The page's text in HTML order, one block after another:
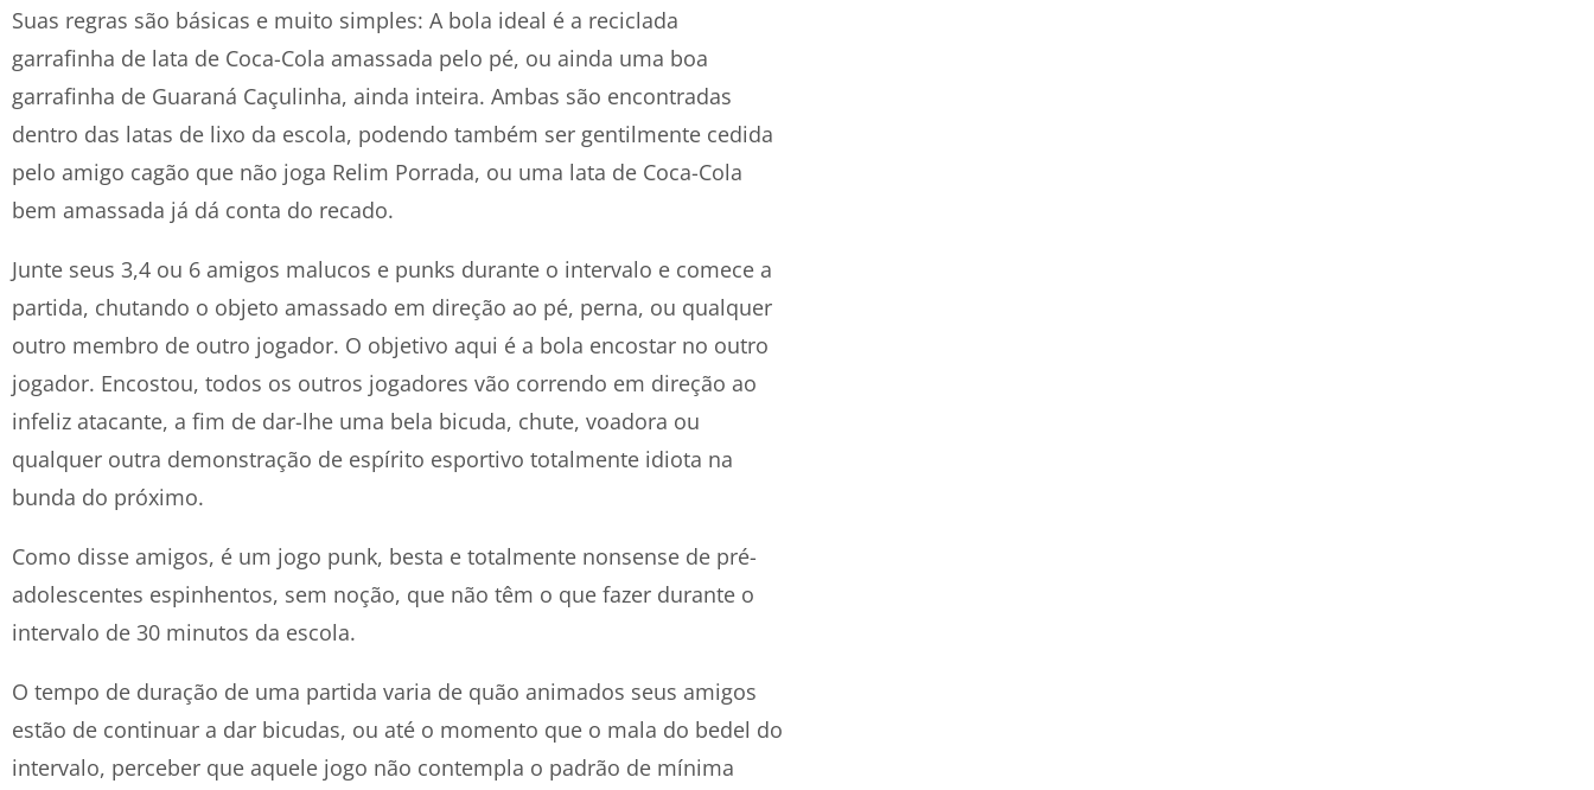
Suas regras são básicas e muito simples: A bola ideal é a reciclada
garrafinha de lata de Coca-Cola amassada pelo pé, ou ainda uma boa
garrafinha de Guaraná Caçulinha, ainda inteira. Ambas são encontradas
dentro das latas de lixo da escola, podendo também ser gentilmente cedida
pelo amigo cagão que não joga Relim Porrada, ou uma lata de Coca-Cola
bem amassada já dá conta do recado.
Junte seus 3,4 ou 6 amigos malucos e punks durante o intervalo e comece a
partida, chutando o objeto amassado em direção ao pé, perna, ou qualquer
outro membro de outro jogador. O objetivo aqui é a bola encostar no outro
jogador. Encostou, todos os outros jogadores vão correndo em direção ao
infeliz atacante, a fim de dar-lhe uma bela bicuda, chute, voadora ou
qualquer outra demonstração de espírito esportivo totalmente idiota na
bunda do próximo.
Como disse amigos, é um jogo punk, besta e totalmente nonsense de pré-
adolescentes espinhentos, sem noção, que não têm o que fazer durante o
intervalo de 30 minutos da escola.
O tempo de duração de uma partida varia de quão animados seus amigos
estão de continuar a dar bicudas, ou até o momento que o mala do bedel do
intervalo, perceber que aquele jogo não contempla o padrão de mínima